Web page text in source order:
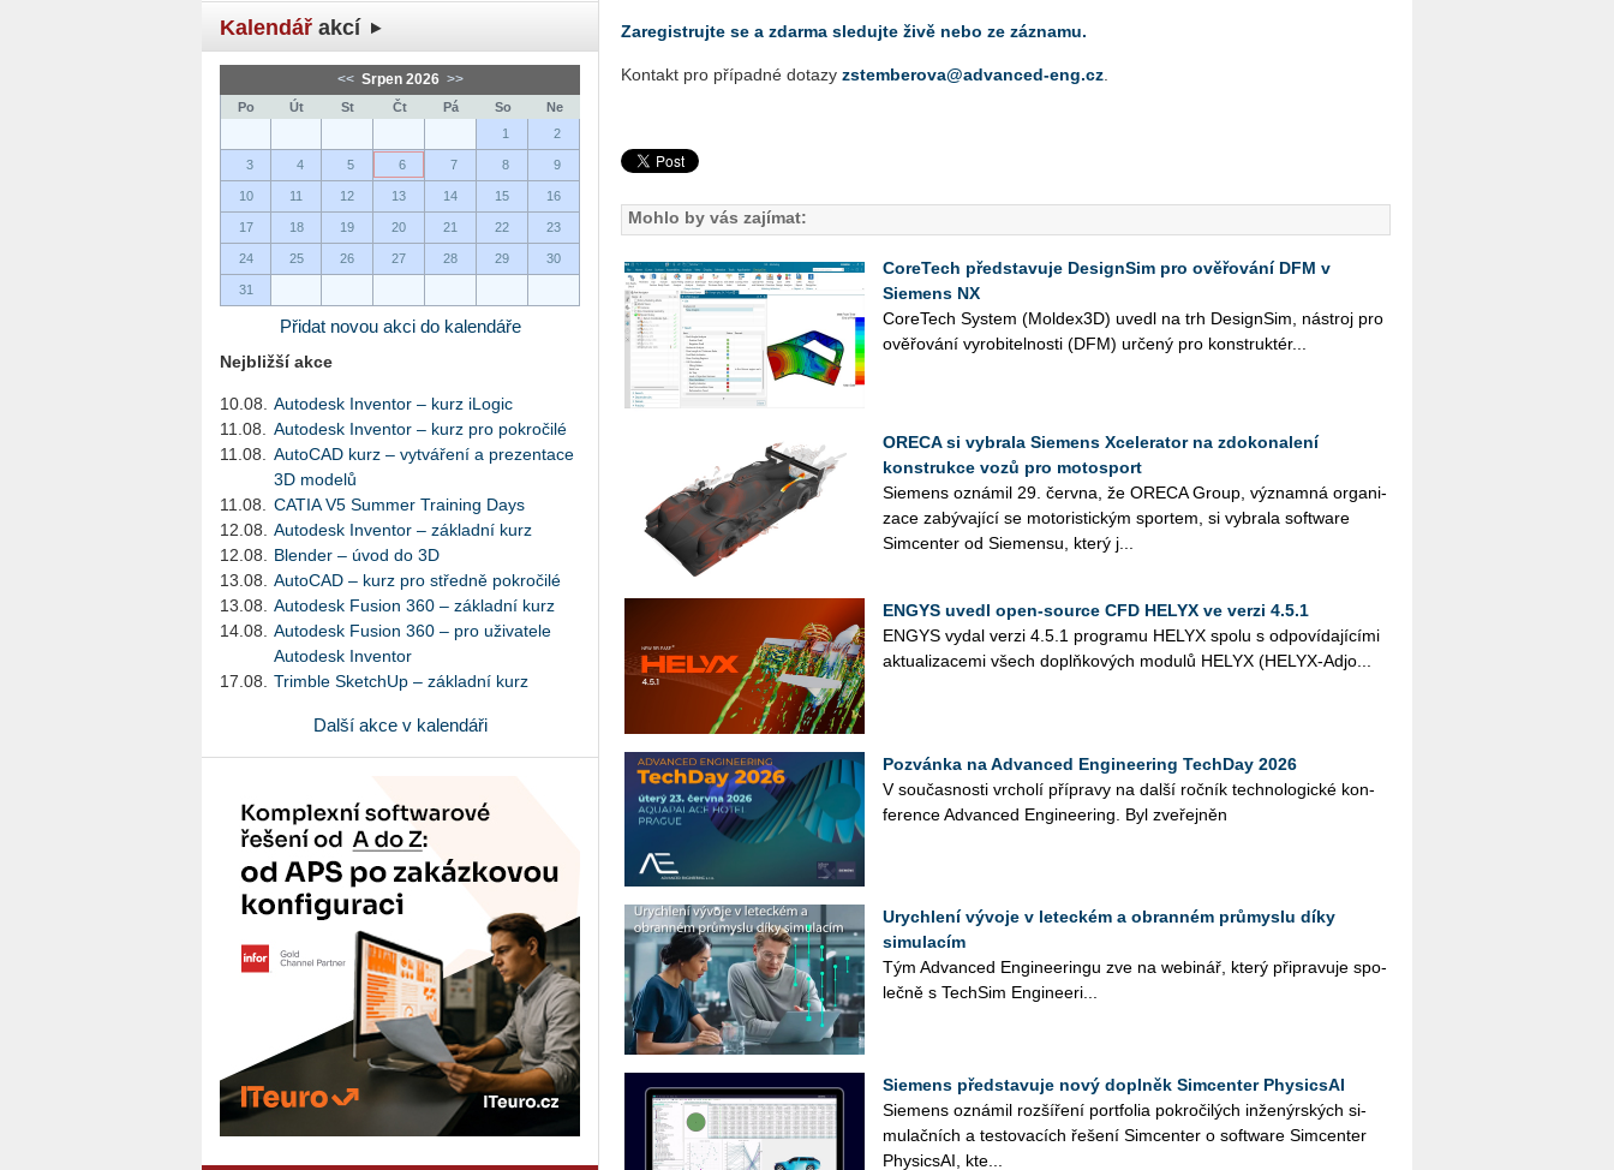
Kalendář akcí
<< Srpen 2026 >>
Po Út St Čt Pá So
Ne
1
2
3 4 5 6 7 8 9
10 11 12 13 14 15 16
17 18 19 20 21 22 23
24 25 26 27 28 29 30
31
Přidat novou akci do kalendáře
Nejbližší akce
10.08.
Autodesk Inventor – kurz iLogic
11.08.
Autodesk Inventor – kurz pro pokročilé
11.08.
AutoCAD kurz – vytváření a prezentace
3D modelů
11.08.
CATIA V5 Summer Training Days
12.08.
Autodesk Inventor – základní kurz
12.08.
Blender – úvod do 3D
13.08.
AutoCAD – kurz pro středně pokročilé
13.08.
Autodesk Fusion 360 – základní kurz
14.08.
Autodesk Fusion 360 – pro uživatele
Autodesk Inventor
17.08.
Trimble SketchUp – základní kurz
Další akce v kalendáři
Za­re­gis­truj­te se a zdar­ma sle­duj­te živě nebo ze zá­zna­mu.
Kon­takt pro pří­pad­né do­ta­zy zstemberova@advanced-eng.cz
Mohlo by vás zajímat:
CoreTech představuje DesignSim pro ověřování DFM v
Siemens NX
Co­re­Tech Sys­tem (Mol­dex­3D) uvedl na trh De­sign­Sim, ná­stroj pro
ově­řo­vá­ní vy­ro­bi­tel­nos­ti (DFM) ur­če­ný pro kon­struk­té­r...
ORECA si vybrala Siemens Xcelerator na zdokonalení
konstrukce vozů pro motosport
Sie­mens ozná­mil 29. červ­na, že ORE­CA Group, vý­znam­ná or­ga­ni­
za­ce za­bý­va­jí­cí se mo­to­ris­tic­kým spor­tem, si vy­bra­la soft­ware
Sim­cen­ter od Sie­men­su, který j...
ENGYS uvedl open-source CFD HELYX ve verzi 4.5.1
ENGYS vydal verzi 4.5.1 pro­gra­mu HELYX spolu s od­po­ví­da­jí­cí­mi
ak­tu­a­li­za­ce­mi všech doplňko­vých mo­du­lů HELYX (HELYX-Ad­jo...
Pozvánka na Advanced Engineering TechDay 2026
V sou­čas­nos­ti vr­cho­lí pří­pra­vy na další roč­ník tech­no­lo­gic­ké kon­
fe­ren­ce Advan­ced En­gi­nee­ring. Byl zve­řej­něn
Urychlení vývoje v leteckém a obranném průmyslu díky
simulacím
Tým Advan­ced En­gi­nee­rin­gu zve na webi­nář, který při­pra­vu­je spo­
leč­ně s Tech­Si­m Engineeri...
Siemens představuje nový doplněk Simcenter PhysicsAI
Sie­mens ozná­mil roz­ší­ře­ní port­fo­lia po­kro­či­lých in­že­nýr­ských si­
mu­lač­ních a tes­to­va­cích ře­še­ní Sim­cen­ter o soft­ware Sim­cen­ter
Phy­sics­AI, kte...